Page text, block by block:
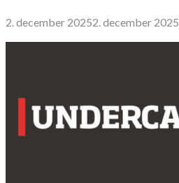
2. december 20252. december 2025